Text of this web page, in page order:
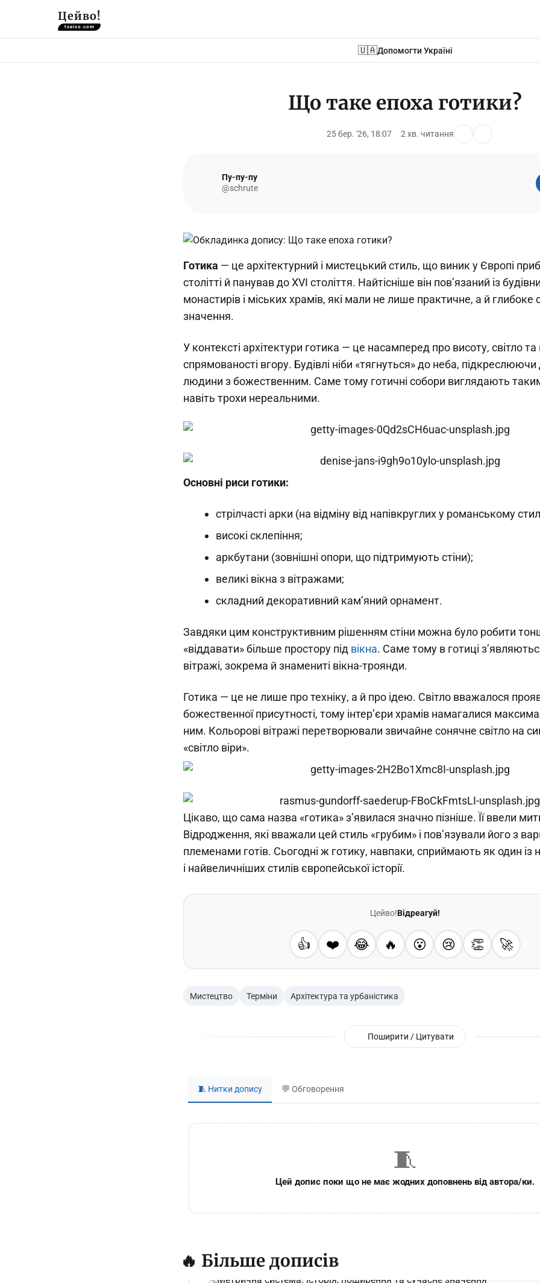
Цейво!
tseivo.com
🇺🇦Допомогти Україні
Що таке епоха готики?
25 бер. '26, 18:07 2 хв. читання
Пу-пу-пу
@schrute
Готика — це архітектурний і мистецький стиль, що виник у Європі
столітті й панував до XVI століття. Найтісніше він пов’язаний із
монастирів і міських храмів, які мали не лише практичне, а й глибоке
значення.
У контексті архітектури готика — це насамперед про висоту, світло та
спрямованості вгору. Будівлі ніби «тягнуться» до неба,
людини з божественним. Саме тому готичні собори виглядають
навіть трохи нереальними.
Основні риси готики:
стрілчасті арки (на відміну від напівкруглих у романському
високі склепіння;
аркбутани (зовнішні опори, що підтримують стіни);
великі вікна з вітражами;
складний декоративний кам’яний орнамент.
Завдяки цим конструктивним рішенням стіни можна було робити
«віддавати» більше простору під вікна. Саме тому в готиці
вітражі, зокрема й знамениті вікна-троянди.
Готика — це не лише про техніку, а й про ідею. Світло вважалося
божественної присутності, тому інтер’єри храмів намагалися
ним. Кольорові вітражі перетворювали звичайне сонячне світло на
«світло віри».
Цікаво, що сама назва «готика» з’явилася значно пізніше. Її ввели
Відродження, які вважали цей стиль «грубим» і пов’язували його з
племенами готів. Сьогодні ж готику, навпаки, сприймають як один із
і найвеличніших стилів європейської історії.
Цейво!Відреагуй!
👍 ❤️ 😂 🔥 😮 😢 👏 🚀
Мистецтво Терміни Архітектура та урбаністика
Поширити / Цитувати
🧵 Нитки допису 💬 Обговорення
🧵
Цей допис поки що не має жодних доповнень від автора/ки.
🔥 Більше дописів